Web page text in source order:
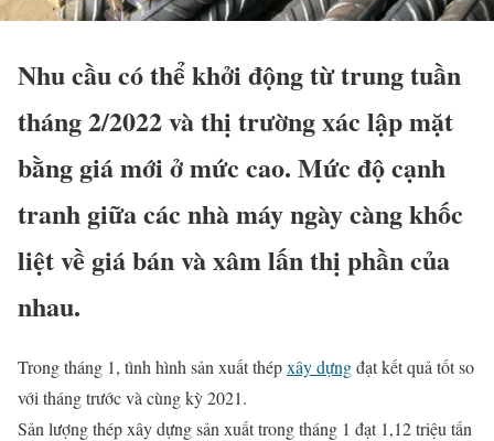
Nhu cầu có thể khởi động từ trung tuần
tháng 2/2022 và thị trường xác lập mặt
bằng giá mới ở mức cao. Mức độ cạnh
tranh giữa các nhà máy ngày càng khốc
liệt về giá bán và xâm lấn thị phần của
nhau.
Trong tháng 1, tình hình sản xuất thépxây dựngđạt kết quả tốt so
với tháng trước và cùng kỳ 2021.
Sản lượng thép xây dựng sản xuất trong tháng 1 đạt 1,12 triệu tấn